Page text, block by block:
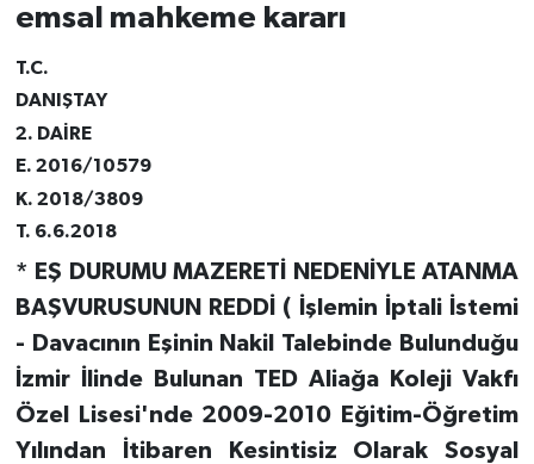
emsal mahkeme kararı
T.C.
DANIŞTAY
2. DAİRE
E. 2016/10579
K. 2018/3809
T. 6.6.2018
* EŞ DURUMU MAZERETİ NEDENİYLE ATANMA
BAŞVURUSUNUN REDDİ ( İşlemin İptali İstemi
- Davacının Eşinin Nakil Talebinde Bulunduğu
İzmir İlinde Bulunan TED Aliağa Koleji Vakfı
Özel Lisesi'nde 2009-2010 Eğitim-Öğretim
Yılından İtibaren Kesintisiz Olarak Sosyal